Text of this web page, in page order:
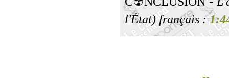
l'État) français :